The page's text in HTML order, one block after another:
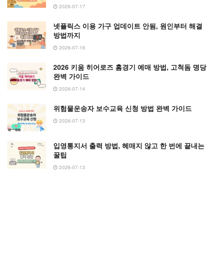
2026-07-17
넷플릭스 이용 가구 업데이트 안됨, 원인부터 해결
방법까지
2026-07-16
2026 키움 히어로즈 홈경기 예매 방법, 고척돔 명당
완벽 가이드
2026-07-14
위험물운송자 보수교육 신청 방법 완벽 가이드
2026-07-13
입영통지서 출력 방법, 헤매지 않고 한 번에 끝내는
꿀팁
2026-07-13